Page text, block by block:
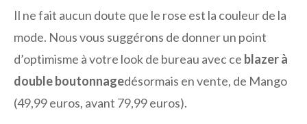
Il ne fait aucun doute que le rose est la couleur de la
mode. Nous vous suggérons de donner un point
d’optimisme à votre look de bureau avec ce blazer à
double boutonnagedésormais en vente, de Mango
(49,99 euros, avant 79,99 euros).